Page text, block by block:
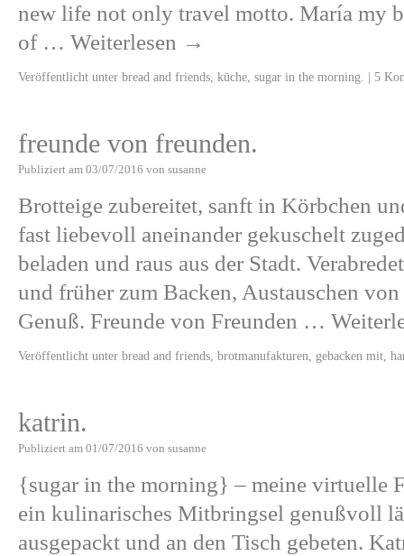
new life not only travel motto. María my
of … Weiterlesen →
Veröffentlicht unter bread and friends küche sugar in the morning. | 5
freunde von freunden.
Publiziert am 03/07/2016 von susanne
Brotteige zubereitet, sanft in Körbchen
fast liebevoll aneinander gekuschelt
beladen und raus aus der Stadt.
und früher zum Backen, Austauschen
Genuß. Freunde von Freunden …
Veröffentlicht unter bread and friends brotmanufakturen gebacken mit
katrin.
Publiziert am 01/07/2016 von susanne
{sugar in the morning} – meine virtuelle
ein kulinarisches Mitbringsel genußvoll
ausgepackt und an den Tisch gebeten.